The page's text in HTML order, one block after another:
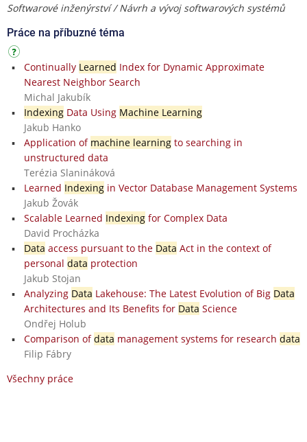
Softwarové inženýrství / Návrh a vývoj softwarových systémů
Práce na příbuzné téma
Continually Learned Index for Dynamic Approximate
Nearest Neighbor Search
Michal Jakubík
IndexingData Using Machine Learning
Jakub Hanko
Application of machine learningto searching in
unstructured data
Terézia Slanináková
Learned Indexingin Vector Database Management Systems
Jakub Žovák
Scalable Learned Indexingfor Complex Data
David Procházka
Data access pursuant to the Data Act in the context of
personal data protection
Jakub Stojan
Analyzing Data Lakehouse: The Latest Evolution of Big Data
Architectures and Its Benefits for Data Science
Ondřej Holub
Comparison ofdata management systems for research data
Filip Fábry
Všechny práce